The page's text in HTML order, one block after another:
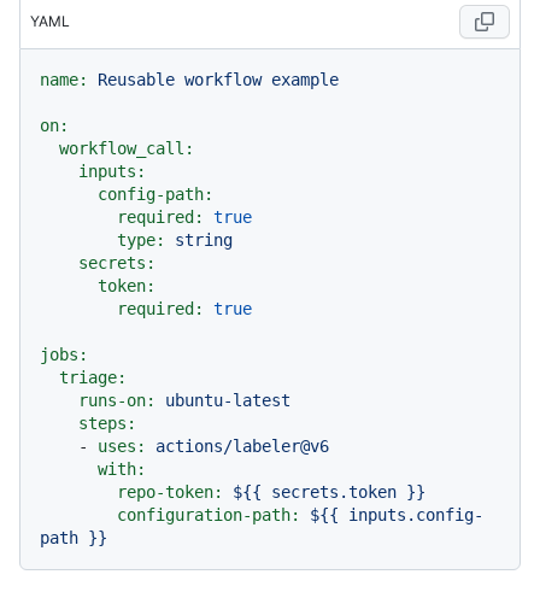
YAML
name: Reusable workflow example
on:
workflow_call:
inputs:
config-path:
required:
true
type:
string
secrets:
token:
required:
true
jobs:
triage:
runs-on:
ubuntu-latest
steps:
-
uses:
actions/labeler@v6
with:
repo-token:
${{ secrets.token }}
configuration-path:
${{
inputs.config-
path }}